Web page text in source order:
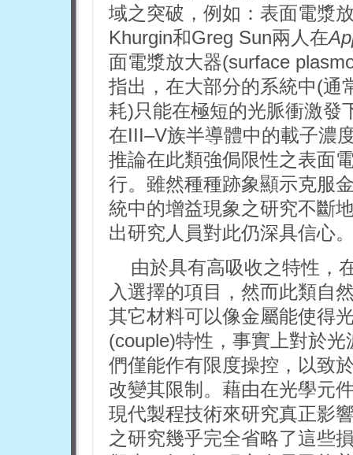
域之突破，例如：表面電漿
Khurgin和Greg Sun兩人在
面電漿放大器(surface
指出，在大部分的系統中(通
耗)只能在極短的光脈衝激發
在III–V族半導體中的載子濃
推論在此類強侷限性之表面
行。雖然種種跡象顯示克服
統中的增益現象之研究不斷
出研究人員對此仍深具信心
由於具有高吸收之特性，
入選擇的項目，然而此類自
其它材料可以像金屬能使得
(couple)特性，事實上對於
們僅能作有限度操控，以致
改變其限制。藉由在光學元
現代製程技術來研究真正影
之研究幾乎完全省略了這些